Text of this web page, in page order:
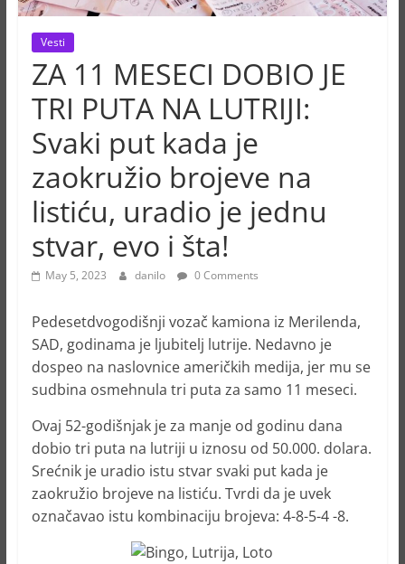
Vesti
ZA 11 MESECI DOBIO JE
TRI PUTA NA LUTRIJI:
Svaki put kada je
zaokružio brojeve na
listiću, uradio je jednu
stvar, evo i šta!
May 5, 2023 danilo 0 Comments
Pedesetdvogodišnji vozač kamiona iz Merilenda,
SAD, godinama je ljubitelj lutrije. Nedavno je
dospeo na naslovnice američkih medija, jer mu se
sudbina osmehnula tri puta za samo 11 meseci.
Ovaj 52-godišnjak je za manje od godinu dana
dobio tri puta na lutriji u iznosu od 50.000. dolara.
Srećnik je uradio istu stvar svaki put kada je
zaokružio brojeve na listiću. Tvrdi da je uvek
označavao istu kombinaciju brojeva: 4-8-5-4 -8.